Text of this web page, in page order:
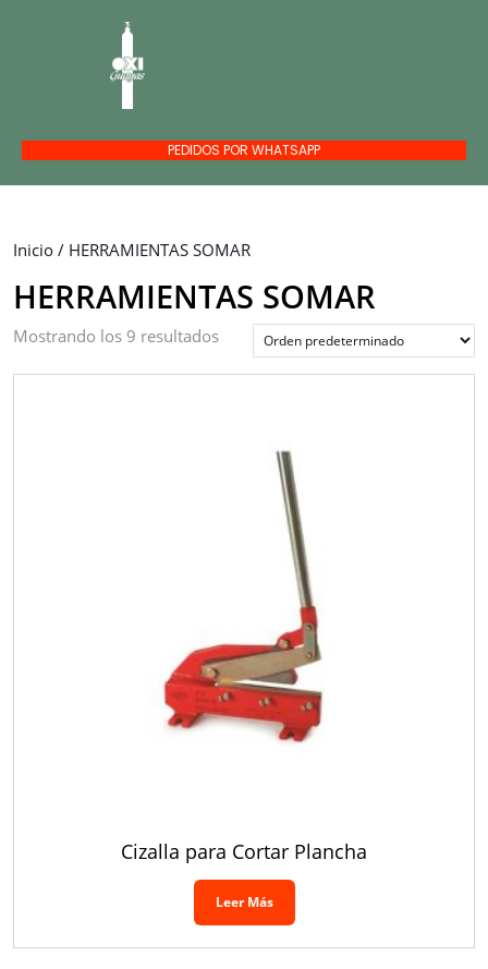
PEDIDOS POR WHATSAPP
Inicio / HERRAMIENTAS SOMAR
HERRAMIENTAS SOMAR
Mostrando los 9 resultados
Cizalla para Cortar Plancha
Leer Más